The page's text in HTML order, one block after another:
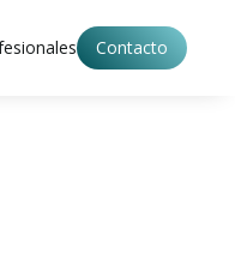
Contacto